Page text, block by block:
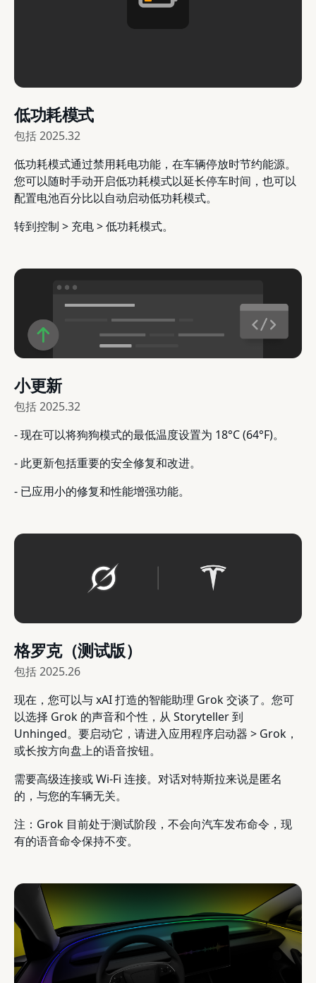
低功耗模式
包括2025.32
低功耗模式通过禁用耗电功能，在车辆停放时节约能源。
您可以随时手动开启低功耗模式以延长停车时间，也可以
配置电池百分比以自动启动低功耗模式。
转到控制 > 充电 > 低功耗模式。
小更新
包括2025.32
- 现在可以将狗狗模式的最低温度设置为 18°C (64°F)。
- 此更新包括重要的安全修复和改进。
- 已应用小的修复和性能增强功能。
格罗克（测试版）
包括2025.26
现在，您可以与 xAI 打造的智能助理 Grok 交谈了。您可
以选择 Grok 的声音和个性，从 Storyteller 到
Unhinged。要启动它，请进入应用程序启动器 > Grok，
或长按方向盘上的语音按钮。
需要高级连接或 Wi-Fi 连接。对话对特斯拉来说是匿名
的，与您的车辆无关。
注：Grok 目前处于测试阶段，不会向汽车发布命令，现
有的语音命令保持不变。